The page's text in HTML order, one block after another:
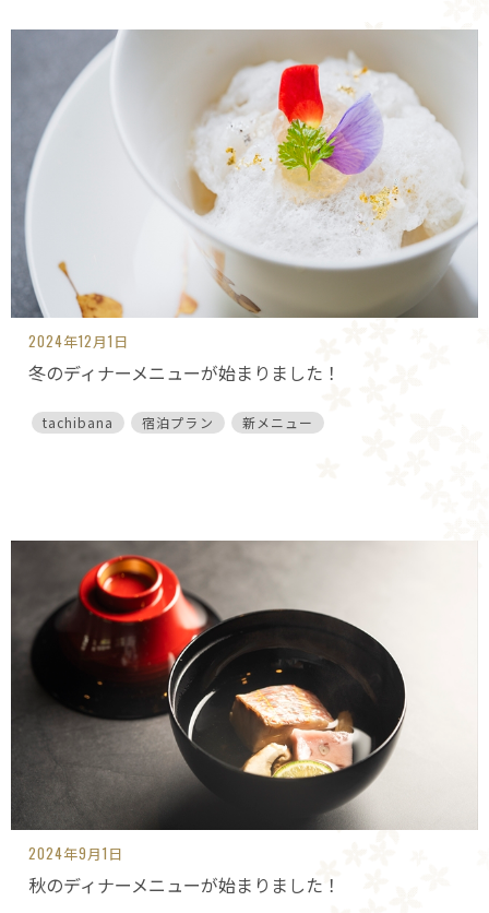
2024年12月1日
冬のディナーメニューが始まりました！
tachibana 宿泊プラン 新メニュー
2024年9月1日
秋のディナーメニューが始まりました！